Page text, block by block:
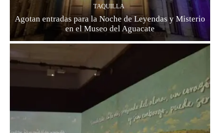
TAQUILLA
Agotan entradas para la Noche de Leyendas y Misterio
en el Museo del Aguacate